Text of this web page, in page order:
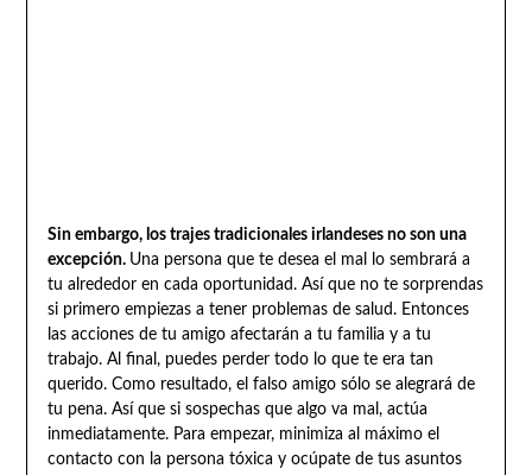
Sin embargo, los trajes tradicionales irlandeses no son una
excepción. Una persona que te desea el mal lo sembrará a
tu alrededor en cada oportunidad. Así que no te sorprendas
si primero empiezas a tener problemas de salud. Entonces
las acciones de tu amigo afectarán a tu familia y a tu
trabajo. Al final, puedes perder todo lo que te era tan
querido. Como resultado, el falso amigo sólo se alegrará de
tu pena. Así que si sospechas que algo va mal, actúa
inmediatamente. Para empezar, minimiza al máximo el
contacto con la persona tóxica y ocúpate de tus asuntos